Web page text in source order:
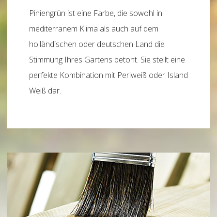
Piniengrün ist eine Farbe, die sowohl in
mediterranem Klima als auch auf dem
holländischen oder deutschen Land die
Stimmung Ihres Gartens betont. Sie stellt eine
perfekte Kombination mit Perlweiß oder Island
Weiß dar.